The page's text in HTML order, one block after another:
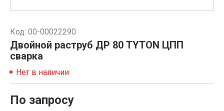
Код: 00-00022290
Двойной раструб ДР 80 TYTON ЦПП
сварка
Нет в наличии
По запросу